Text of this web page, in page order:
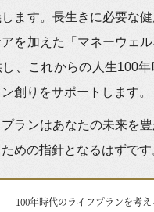
ます。長生きに必要な
を加えた「マネーウェ
し、これからの人生100
創りをサポートします。
ランはあなたの未来を
めの指針となるはずです
100年時代のライフプランを考え